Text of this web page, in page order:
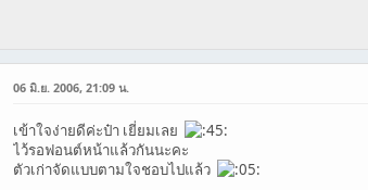
06 มิ.ย. 2006, 21:09 น.
เข้าใจง่ายดีค่ะป๋า เยี่ยมเลย
ไว้รอฟอนต์หน้าแล้วกันนะคะ
ตัวเก่าจัดแบบตามใจชอบไปแล้ว